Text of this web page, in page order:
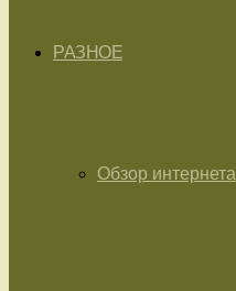
РАЗНОЕ
Обзор интернета